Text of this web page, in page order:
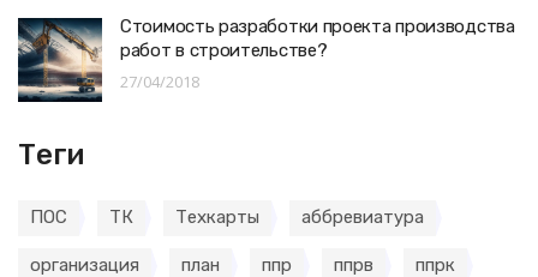
Стоимость разработки проекта производства
работ в строительстве?
27/04/2018
Теги
ПОС ТК Техкарты аббревиатура
организация план ппр ппрв ппрк